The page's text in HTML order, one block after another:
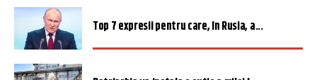
Top 7 expresii pentru care, în Rusia, a...